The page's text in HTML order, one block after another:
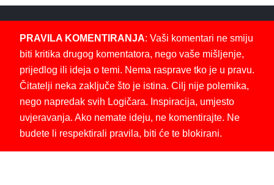
PRAVILA KOMENTIRANJA: Vaši komentari ne smiju
biti kritika drugog komentatora, nego vaše mišljenje,
prijedlog ili ideja o temi. Nema rasprave tko je u pravu.
Čitatelji neka zaključe što je istina. Cilj nije polemika,
nego napredak svih Logičara. Inspiracija, umjesto
uvjeravanja. Ako nemate ideju, ne komentirajte. Ne
budete li respektirali pravila, biti će te blokirani.